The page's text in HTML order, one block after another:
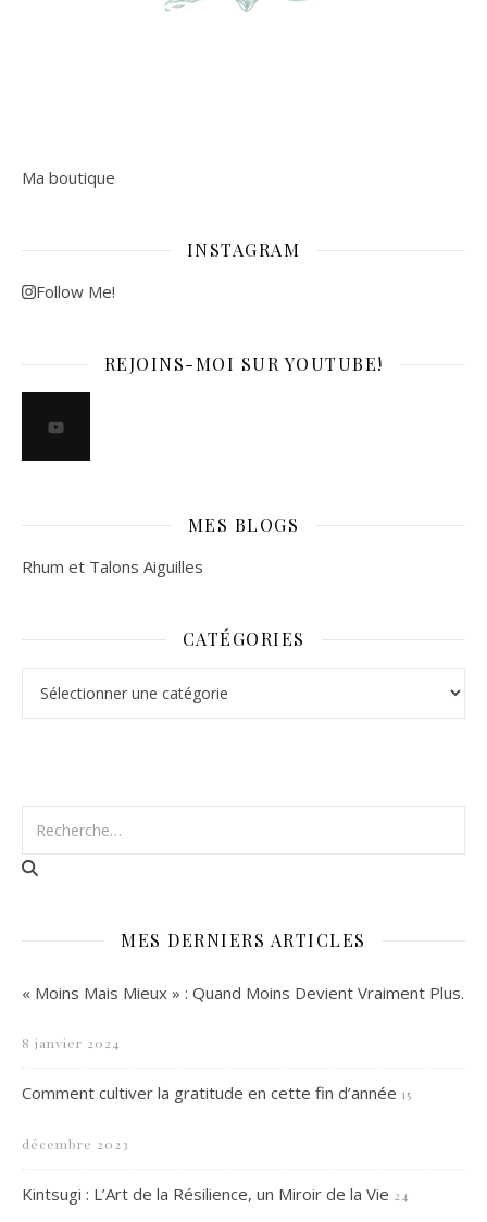
Ma boutique
INSTAGRAM
Follow Me!
REJOINS-MOI SUR YOUTUBE!
MES BLOGS
Rhum et Talons Aiguilles
CATÉGORIES
MES DERNIERS ARTICLES
« Moins Mais Mieux » : Quand Moins Devient Vraiment Plus.
8 janvier 2024
Comment cultiver la gratitude en cette fin d’année 15
décembre 2023
Kintsugi : L’Art de la Résilience, un Miroir de la Vie 24